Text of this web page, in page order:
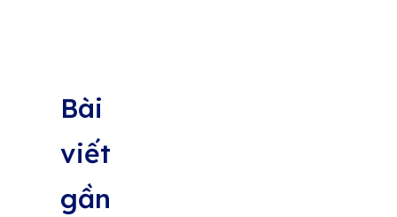
Bài
viết
gần